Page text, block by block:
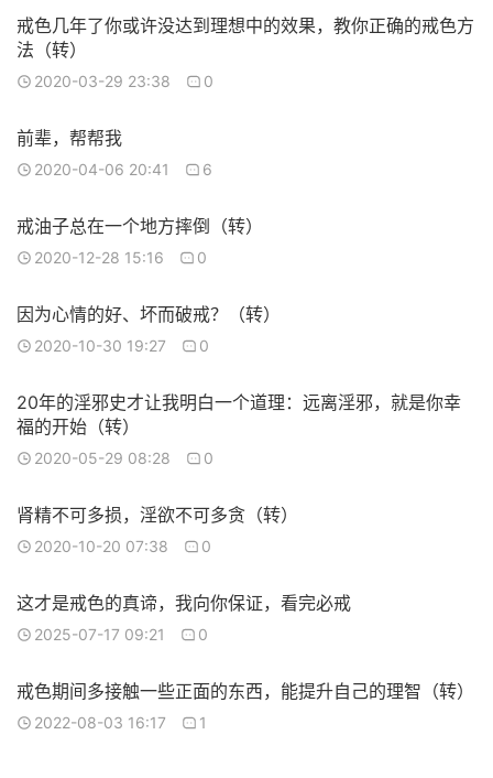
戒色几年了你或许没达到理想中的效果，教你正确的戒色方
法（转）
2020-03-29 23:38 0
前辈，帮帮我
2020-04-06 20:41 6
戒油子总在一个地方摔倒（转）
2020-12-28 15:16 0
因为心情的好、坏而破戒？（转）
2020-10-30 19:27 0
20年的淫邪史才让我明白一个道理：远离淫邪，就是你幸
福的开始（转）
2020-05-29 08:28 0
肾精不可多损，淫欲不可多贪（转）
2020-10-20 07:38 0
这才是戒色的真谛，我向你保证，看完必戒
2025-07-17 09:21 0
戒色期间多接触一些正面的东西，能提升自己的理智（转）
2022-08-03 16:17 1